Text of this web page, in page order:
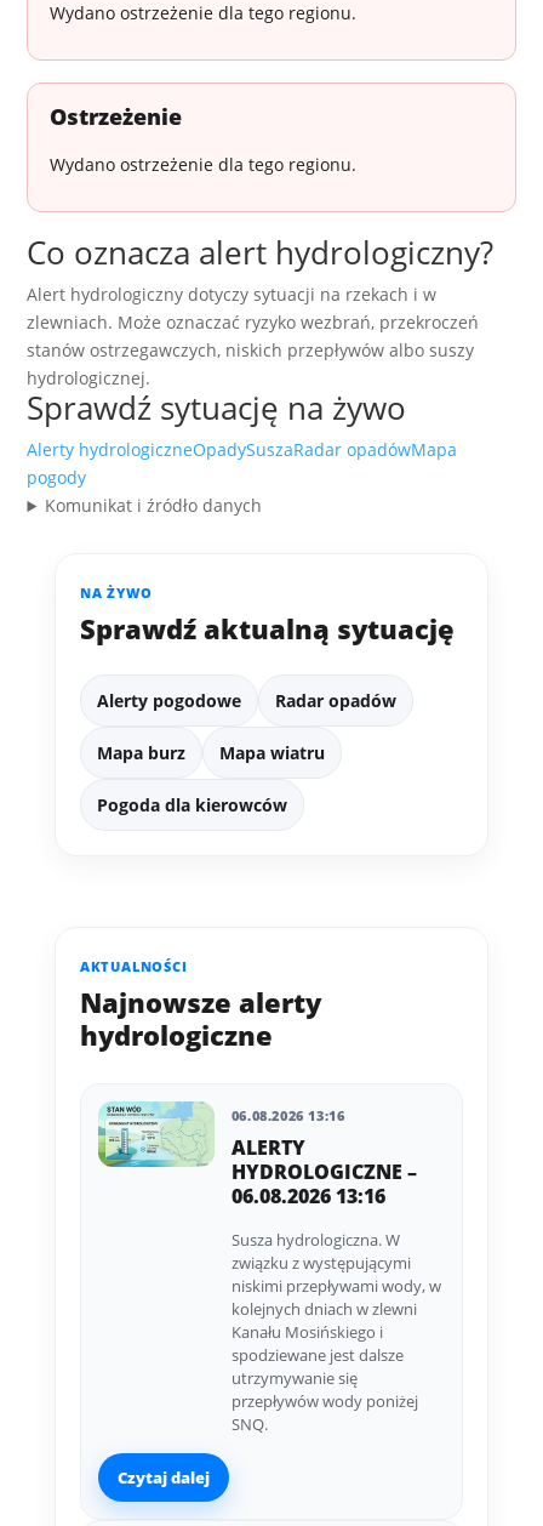
Wydano ostrzeżenie dla tego regionu.
Ostrzeżenie
Wydano ostrzeżenie dla tego regionu.
Co oznacza alert hydrologiczny?
Alert hydrologiczny dotyczy sytuacji na rzekach i w
zlewniach. Może oznaczać ryzyko wezbrań, przekroczeń
stanów ostrzegawczych, niskich przepływów albo suszy
hydrologicznej.
Sprawdź sytuację na żywo
Alerty hydrologiczneOpadySuszaRadar opadówMapa
pogody
Komunikat i źródło danych
NA ŻYWO
Sprawdź aktualną sytuację
Alerty pogodowe Radar opadów
Mapa burz Mapa wiatru
Pogoda dla kierowców
AKTUALNOŚCI
Najnowsze alerty
hydrologiczne
06.08.2026 13:16
ALERTY
HYDROLOGICZNE –
06.08.2026 13:16
Susza hydrologiczna. W
związku z występującymi
niskimi przepływami wody, w
kolejnych dniach w zlewni
Kanału Mosińskiego i
spodziewane jest dalsze
utrzymywanie się
przepływów wody poniżej
SNQ.
Czytaj dalej